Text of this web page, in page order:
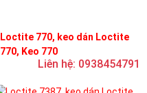
Loctite 770, keo dán Loctite
770, Keo 770
Liên hệ: 0938454791